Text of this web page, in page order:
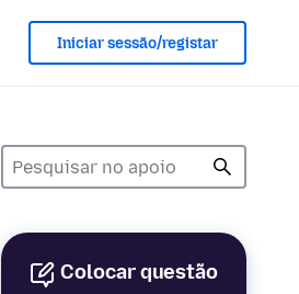
Iniciar sessão/registar
Colocar questão